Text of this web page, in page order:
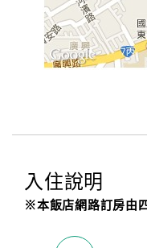
入住說明
※本飯店網路訂房由